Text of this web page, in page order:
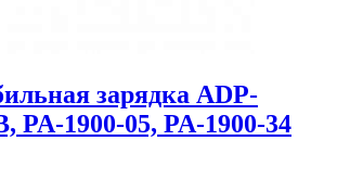
зарядка ADP-
PA-1900-05, PA-1900-34